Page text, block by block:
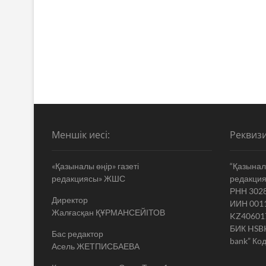
Меншік иесі:
«Қазыналы өңір» газеті
редакциясы» ЖШС
Директор
Жалғасқан ҚҰРМАНСЕЙІТОВ
Бас редактор
Асель ЖЕТПИСБАЕВА
РНН
ИИН
БИК
bank”